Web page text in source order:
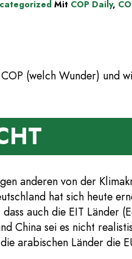
Mit COP Daily,
(welch Wunder) und
anderen von der
hat sich heute
auch die EIT Länder
China sei es nicht
arabischen Länder die